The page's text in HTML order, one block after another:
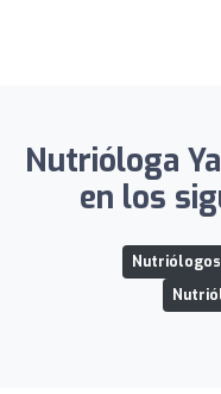
Nutrióloga
en los
Nutriólogos